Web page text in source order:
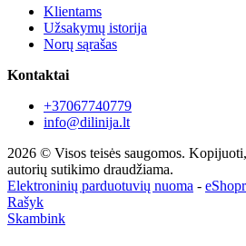
Klientams
Užsakymų istorija
Norų sąrašas
Kontaktai
+37067740779
info@dilinija.lt
2026 © Visos teisės saugomos.
autorių sutikimo draudžiama.
Elektroninių parduotuvių nuoma -
Rašyk
Skambink